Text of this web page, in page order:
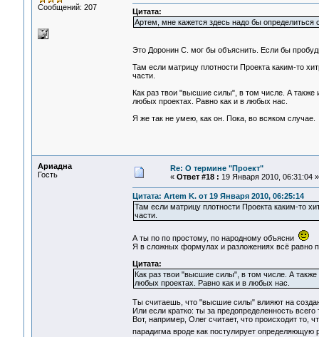
Сообщений: 207
Цитата:
Артем, мне кажется здесь надо бы
Это Доронин С. мог бы объяснить. Если бы
Там если матрицу плотности Проекта каким-то
части.
Как раз твои "высшие силы", в том числе. А
любых проектах. Равно как и в любых нас.
Я же так не умею, как он. Пока, во всяком случае.
Ариадна
Гость
Re: О термине "Проект"
« Ответ #18 : 19 Января 2010, 06:31:04 »
Цитата: Artem K. от 19 Января 2010, 06:25:14
Там если матрицу плотности Проекта каким-то
части.
А ты по по простому, по народному объясни
Я в сложных формулах и разложениях всё равно
Цитата:
Как раз твои "высшие силы", в том числе. А
любых проектах. Равно как и в любых нас.
Ты считаешь, что "высшие силы" влияют на
Или если кратко: ты за предопределенность
Вот, например, Олег считает, что происходит то,
парадигма вроде как постулирует определяющую